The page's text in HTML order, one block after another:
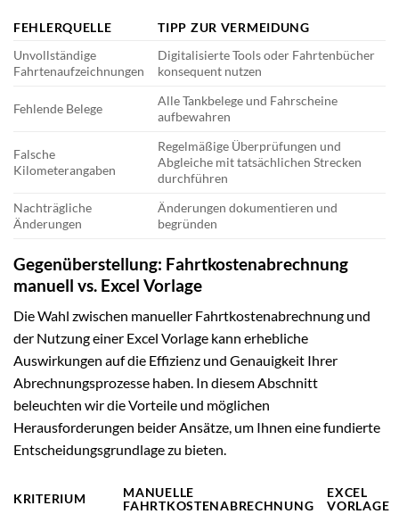
FEHLERQUELLE
TIPP ZUR VERMEIDUNG
Unvollständige
Fahrtenaufzeichnungen
Digitalisierte Tools oder Fahrtenbücher
konsequent nutzen
Fehlende Belege
Alle Tankbelege und Fahrscheine
aufbewahren
Falsche
Kilometerangaben
Regelmäßige Überprüfungen und
Abgleiche mit tatsächlichen Strecken
durchführen
Nachträgliche
Änderungen
Änderungen dokumentieren und
begründen
Gegenüberstellung: Fahrtkostenabrechnung
manuell vs. Excel Vorlage
Die Wahl zwischen manueller Fahrtkostenabrechnung und
der Nutzung einer Excel Vorlage kann erhebliche
Auswirkungen auf die Effizienz und Genauigkeit Ihrer
Abrechnungsprozesse haben. In diesem Abschnitt
beleuchten wir die Vorteile und möglichen
Herausforderungen beider Ansätze, um Ihnen eine fundierte
Entscheidungsgrundlage zu bieten.
KRITERIUM
MANUELLE
FAHRTKOSTENABRECHNUNG
EXCEL
VORLAGE